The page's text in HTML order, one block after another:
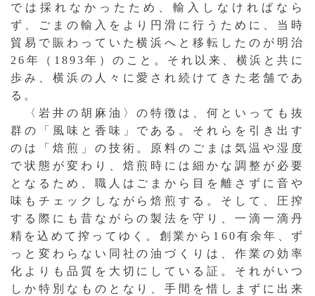
では採れなかったため、輸入しなければなら
ず、ごまの輸入をより円滑に行うために、当時
貿易で賑わっていた横浜へと移転したのが明治
26年（1893年）のこと。それ以来、横浜と共に
歩み、横浜の人々に愛され続けてきた老舗であ
る。
〈岩井の胡麻油〉の特徴は、何といっても抜
群の「風味と香味」である。それらを引き出す
のは「焙煎」の技術。原料のごまは気温や湿度
で状態が変わり、焙煎時には細かな調整が必要
となるため、職人はごまから目を離さずに音や
味もチェックしながら焙煎する。そして、圧搾
する際にも昔ながらの製法を守り、一滴一滴丹
精を込めて搾ってゆく。創業から160有余年、ず
っと変わらない同社の油づくりは、作業の効率
化よりも品質を大切にしている証。それがいつ
しか特別なものとなり、手間を惜しまずに出来